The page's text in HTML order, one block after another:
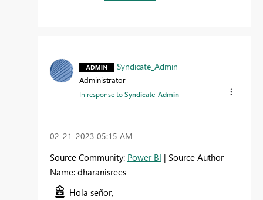
Syndicate_Admin
Administrator
In response toSyndicate_Admin
‎02-21-2023 05:15 AM
Source Community: Power BI | Source Author
Name: dharanisrees
Hola señor,